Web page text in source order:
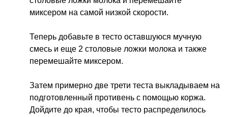
миксером на самой низкой скорости.
Теперь добавьте в тесто оставшуюся мучную
смесь и еще 2 столовые ложки молока и также
перемешайте миксером.
Затем примерно две трети теста выкладываем на
подготовленный противень с помощью коржа.
Дойдите до края, чтобы тесто распределилось